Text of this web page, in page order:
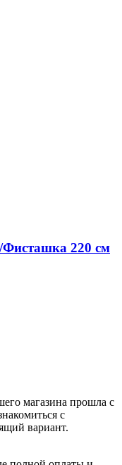
220 см
магазина прошла с
с
вариант.